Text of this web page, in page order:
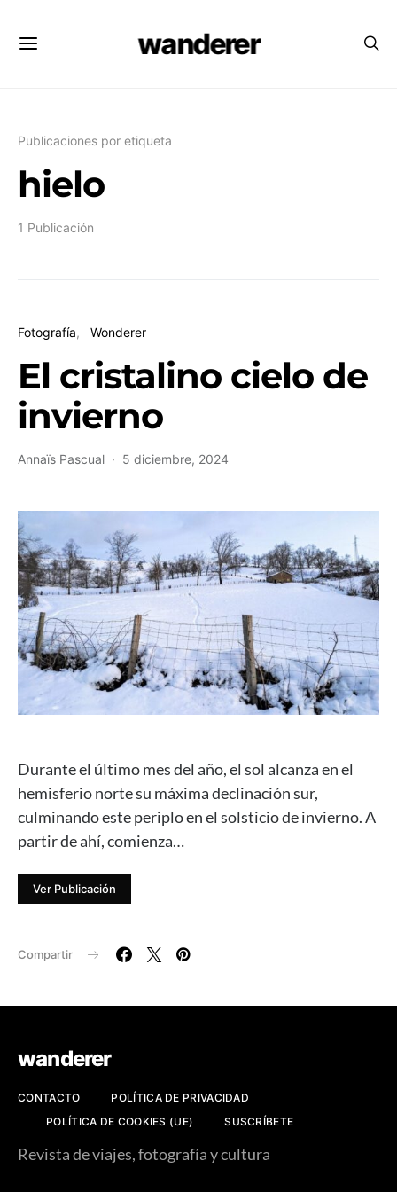
wanderer
Publicaciones por etiqueta
hielo
1 Publicación
Fotografía Wonderer
El cristalino cielo de
invierno
Annaïs Pascual 5 diciembre, 2024
Durante el último mes del año, el sol alcanza en el
hemisferio norte su máxima declinación sur,
culminando este periplo en el solsticio de invierno. A
partir de ahí, comienza…
Ver Publicación
Compartir
wanderer
CONTACTO
POLÍTICA DE PRIVACIDAD
POLÍTICA DE COOKIES (UE)
SUSCRÍBETE
Revista de viajes, fotografía y cultura